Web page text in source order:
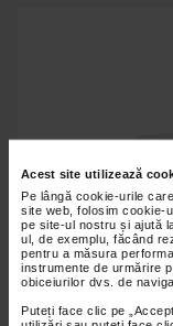
Acest site utilizează
Pe lângă cookie-urile
site web, folosim cookie-
pe site-ul nostru și ajută
ul, de exemplu, făcând
pentru a măsura
instrumente de urmărire
obiceiurilor dvs. de
Puteți face clic pe
B-dul Ion
Clientul achita
Acestea nu pot fi
realizarea lor
unul dintre
De ce sa alegi
Sustinator plantar
personalizat